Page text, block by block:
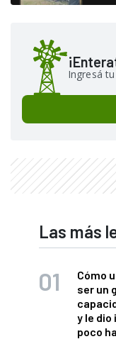
Ingresá
Las más
Cómo
ser un
y le dio
poco